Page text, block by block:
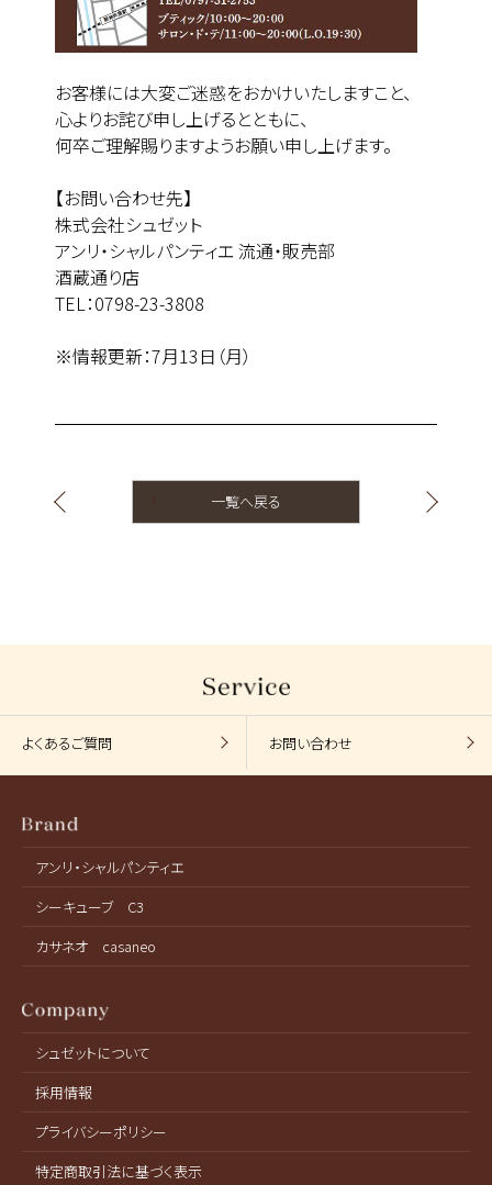
お客様には大変ご迷惑をおかけいたしますこと、
心よりお詫び申し上げるとともに、
何卒ご理解賜りますようお願い申し上げます。
【お問い合わせ先】
株式会社シュゼット
アンリ・シャルパンティエ 流通・販売部
酒蔵通り店
TEL：0798-23-3808
※情報更新：7月13日（月）
一覧へ戻る
よくあるご質問 お問い合わせ
アンリ・シャルパンティエ
シーキューブ C3
カサネオ casaneo
シュゼットについて
採用情報
プライバシーポリシー
特定商取引法に基づく表示